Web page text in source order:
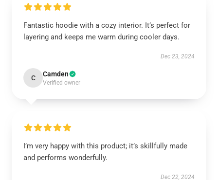
Fantastic hoodie with a cozy interior. It’s perfect for
layering and keeps me warm during cooler days.
Dec 23, 2024
C Camden
Verified owner
I’m very happy with this product; it’s skillfully made
and performs wonderfully.
Dec 22, 2024